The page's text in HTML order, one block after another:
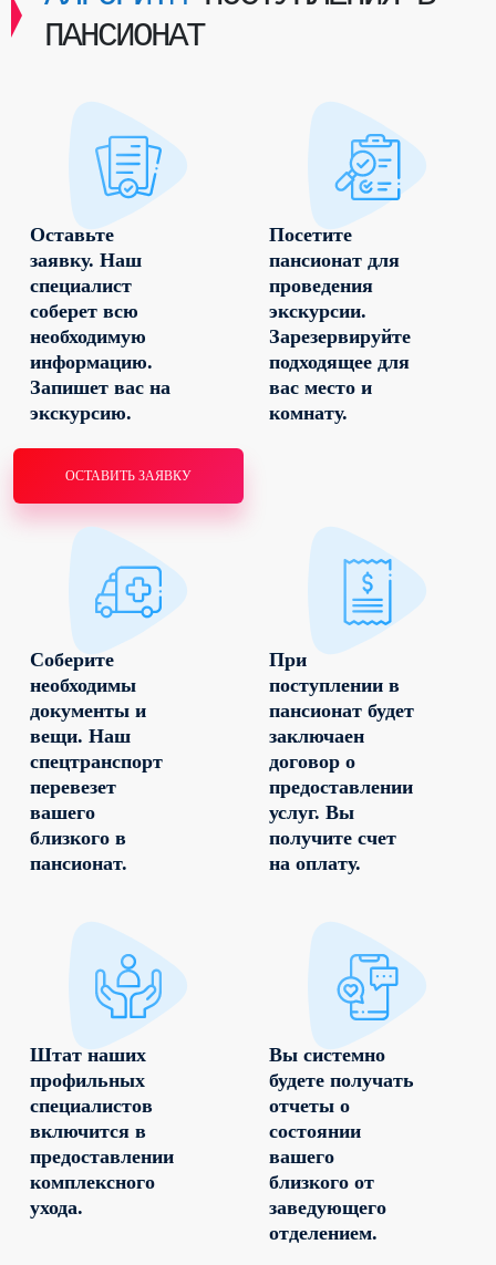
ПАНСИОНАТ
Оставьте
заявку. Наш
специалист
соберет всю
необходимую
информацию.
Запишет вас на
экскурсию.
ОСТАВИТЬ ЗАЯВКУ
Посетите
пансионат для
проведения
экскурсии.
Зарезервируйте
подходящее для
вас место и
комнату.
Соберите
необходимы
документы и
вещи. Наш
спецтранспорт
перевезет
вашего
близкого в
пансионат.
При
поступлении в
пансионат будет
заключаен
договор о
предоставлении
услуг. Вы
получите счет
на оплату.
Штат наших
профильных
специалистов
включится в
предоставлении
комплексного
ухода.
Вы системно
будете получать
отчеты о
состоянии
вашего
близкого от
заведующего
отделением.